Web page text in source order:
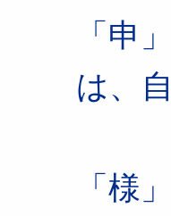
「申
は、
「様